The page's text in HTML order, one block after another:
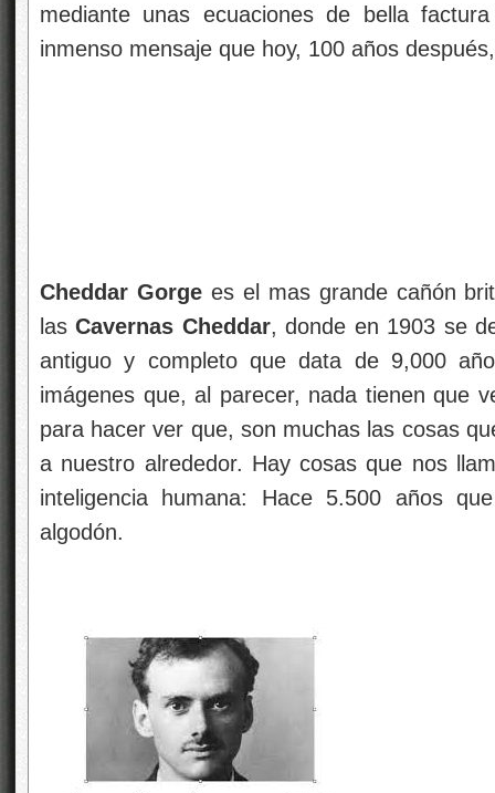
mediante unas ecuaciones de bella
inmenso mensaje que hoy, 100 años
Cheddar Gorgees el mas grande cañón
lasCavernas Cheddar, donde en 1903 se
antiguo y completo que data de 9,000
imágenes que, al parecer, nada tienen que
para hacer ver que, son muchas las cosas
a nuestro alrededor. Hay cosas que nos
inteligencia humana: Hace 5.500 años
algodón.